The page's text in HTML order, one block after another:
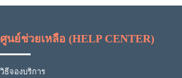
ศูนย์ช่วยเหลือ (HELP CENTER)
วิธีจองบริการ